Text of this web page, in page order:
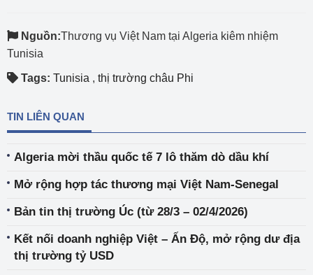
Nguồn:Thương vụ Việt Nam tại Algeria kiêm nhiệm
Tunisia
Tags: Tunisia , thị trường châu Phi
TIN LIÊN QUAN
Algeria mời thầu quốc tế 7 lô thăm dò dầu khí
Mở rộng hợp tác thương mại Việt Nam-Senegal
Bản tin thị trường Úc (từ 28/3 – 02/4/2026)
Kết nối doanh nghiệp Việt – Ấn Độ, mở rộng dư địa
thị trường tỷ USD